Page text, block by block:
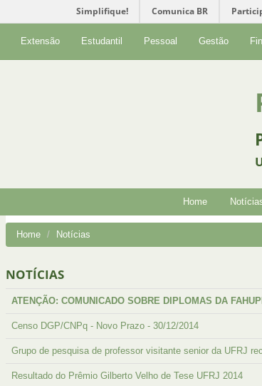
Simplifique! Comunica BR
Extensão Estudantil Pessoal Gestão
Home
Home Notícias
NOTÍCIAS
ATENÇÃO: COMUNICADO SOBRE DIPLOMAS DA
Censo DGP/CNPq - Novo Prazo - 30/12/2014
Grupo de pesquisa de professor visitante senior da UFRJ
Resultado do Prêmio Gilberto Velho de Tese UFRJ 2014